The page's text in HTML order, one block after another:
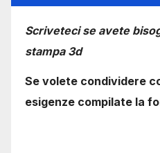
Scriveteci se avete
stampa 3d
Se volete condividere
esigenze compilate la